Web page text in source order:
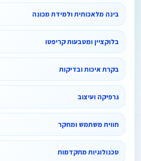
בינה מלאכותית ולמידת מכונה
בלוקציין ומטבעות קריפטו
בקרת איכות ובדיקות
גרפיקה ועיצוב
חווית משתמש ומחקר
טכנולוגיות מתקדמות